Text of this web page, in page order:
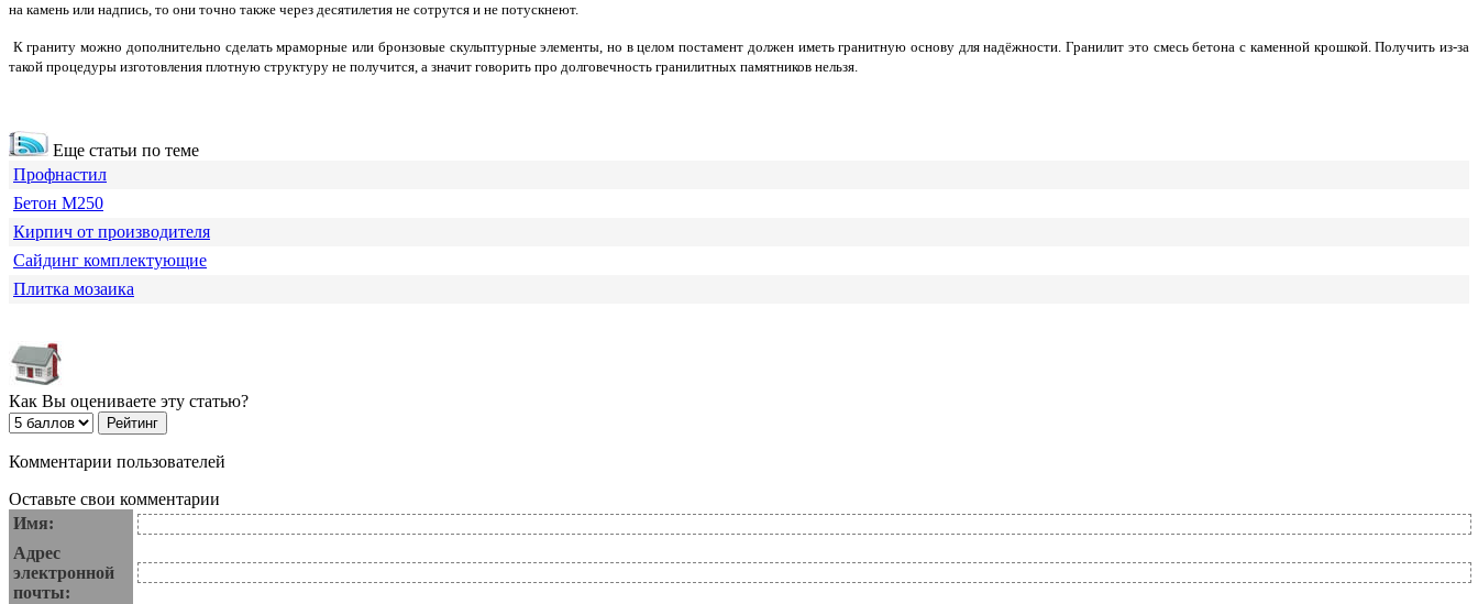
на камень или надпись, то они точно также через десятилетия не сотрутся и не потускнеют.
К граниту можно дополнительно сделать мраморные или бронзовые скульптурные элементы, но в целом постамент должен иметь гранитную основу для надёжности. Гранилит это смесь бетона с каменной крошкой. Получить из-за
такой процедуры изготовления плотную структуру не получится, а значит говорить про долговечность гранилитных памятников нельзя.
Еще статьи по теме
Профнастил
Бетон М250
Кирпич от производителя
Сайдинг комплектующие
Плитка мозаика
Как Вы оцениваете эту статью?
Комментарии пользователей
Оставьте свои комментарии
Имя:
Адрес
электронной
почты: